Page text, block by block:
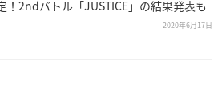
！2ndバトル「JUSTICE」の結果発表も
2020年6月17日